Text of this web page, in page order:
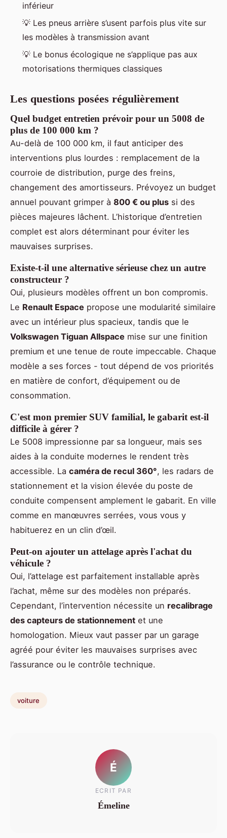
inférieur
💡 Les pneus arrière s’usent parfois plus vite sur
les modèles à transmission avant
💡 Le bonus écologique ne s’applique pas aux
motorisations thermiques classiques
Les questions posées régulièrement
Quel budget entretien prévoir pour un 5008 de
plus de 100 000 km ?
Au-delà de 100 000 km, il faut anticiper des
interventions plus lourdes : remplacement de la
courroie de distribution, purge des freins,
changement des amortisseurs. Prévoyez un budget
annuel pouvant grimper à 800 € ou plus si des
pièces majeures lâchent. L’historique d’entretien
complet est alors déterminant pour éviter les
mauvaises surprises.
Existe-t-il une alternative sérieuse chez un autre
constructeur ?
Oui, plusieurs modèles offrent un bon compromis.
Le Renault Espace propose une modularité similaire
avec un intérieur plus spacieux, tandis que le
Volkswagen Tiguan Allspace mise sur une finition
premium et une tenue de route impeccable. Chaque
modèle a ses forces - tout dépend de vos priorités
en matière de confort, d’équipement ou de
consommation.
C'est mon premier SUV familial, le gabarit est-il
difficile à gérer ?
Le 5008 impressionne par sa longueur, mais ses
aides à la conduite modernes le rendent très
accessible. La caméra de recul 360°, les radars de
stationnement et la vision élevée du poste de
conduite compensent amplement le gabarit. En ville
comme en manœuvres serrées, vous vous y
habituerez en un clin d’œil.
Peut-on ajouter un attelage après l'achat du
véhicule ?
Oui, l’attelage est parfaitement installable après
l’achat, même sur des modèles non préparés.
Cependant, l’intervention nécessite un recalibrage
des capteurs de stationnement et une
homologation. Mieux vaut passer par un garage
agréé pour éviter les mauvaises surprises avec
l’assurance ou le contrôle technique.
voiture
É
ECRIT PAR
Émeline